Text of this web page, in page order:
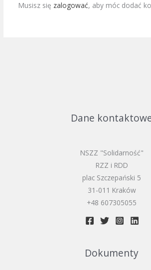
Musisz się zalogować, aby móc dodać
Dane
NSZZ "Solidarność"
RZZ i RDD
plac Szczepański 5
31-011 Kraków​
+48 607305055
Dokumenty